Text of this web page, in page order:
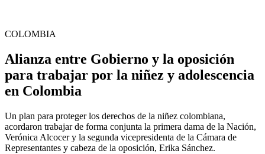
COLOMBIA
Alianza entre Gobierno y la oposición
para trabajar por la niñez y adolescencia
en Colombia
Un plan para proteger los derechos de la niñez colombiana,
acordaron trabajar de forma conjunta la primera dama de la Nación,
Verónica Alcocer y la segunda vicepresidenta de la Cámara de
Representantes y cabeza de la oposición, Erika Sánchez.